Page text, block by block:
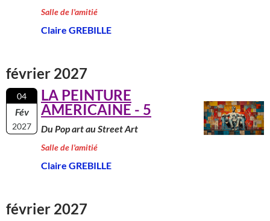
Salle de l'amitié
Claire GREBILLE
février 2027
04
Fév
2027
LA PEINTURE
AMERICAINE - 5
Du Pop art au Street Art
Salle de l'amitié
Claire GREBILLE
février 2027